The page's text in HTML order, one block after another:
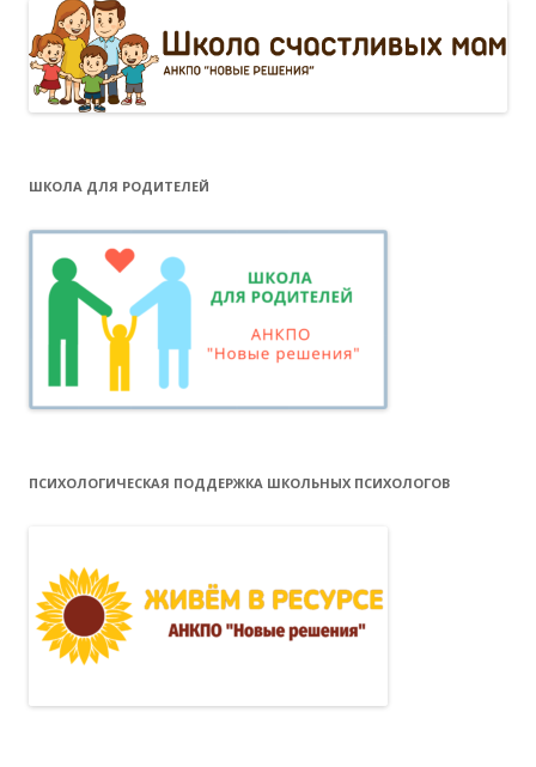
ШКОЛА ДЛЯ РОДИТЕЛЕЙ
ПСИХОЛОГИЧЕСКАЯ ПОДДЕРЖКА ШКОЛЬНЫХ ПСИХОЛОГОВ